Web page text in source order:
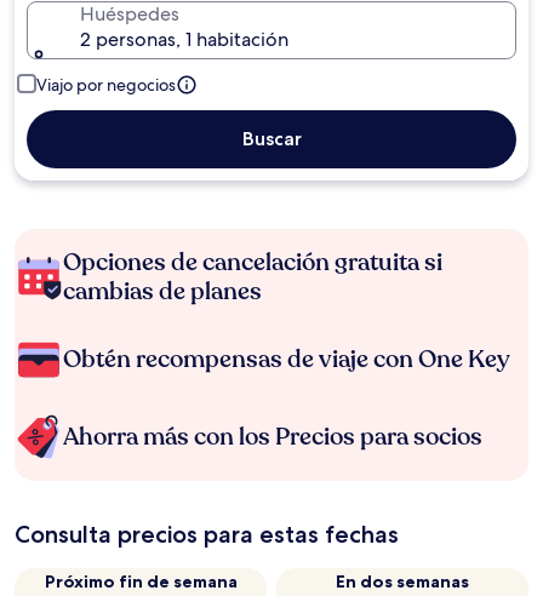
Huéspedes
2 personas, 1 habitación
Viajo por negocios
Buscar
Opciones de cancelación gratuita si
cambias de planes
Obtén recompensas de viaje con One Key
Ahorra más con los Precios para socios
Consulta precios para estas fechas
Próximo fin de semana
En dos semanas